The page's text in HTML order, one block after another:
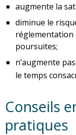
augmente la
diminue le
réglementation
poursuites;
n’augmente
le temps
Conseils
pratiques